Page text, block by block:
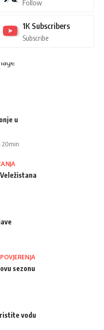
Follow
1K Subscribers
Subscribe
u
20min
sezonu
vodu